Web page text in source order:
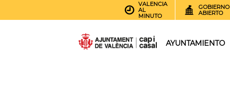
VALENCIA
AL
MINUTO
GOBIERNO
ABIERTO
AYUNTAMIENTO